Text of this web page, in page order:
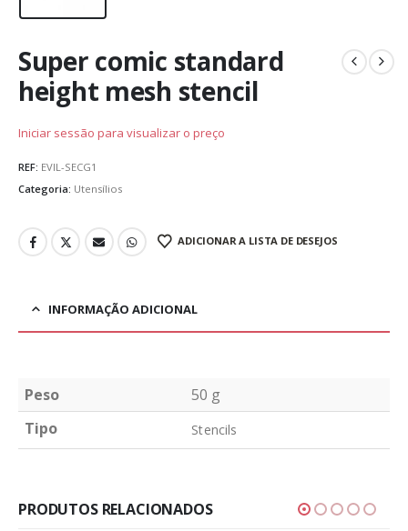
Super comic standard
height mesh stencil
Iniciar sessão para visualizar o preço
REF: EVIL-SECG1
Categoria: Utensílios
ADICIONAR A LISTA DE DESEJOS
INFORMAÇÃO ADICIONAL
Peso
50 g
Tipo
Stencils
PRODUTOS RELACIONADOS